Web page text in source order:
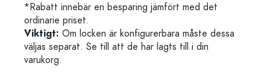
*Rabatt innebär en besparing jämfört med det
ordinarie priset.
Viktigt: Om locken är konfigurerbara måste dessa
väljas separat. Se till att de har lagts till i din
varukorg.